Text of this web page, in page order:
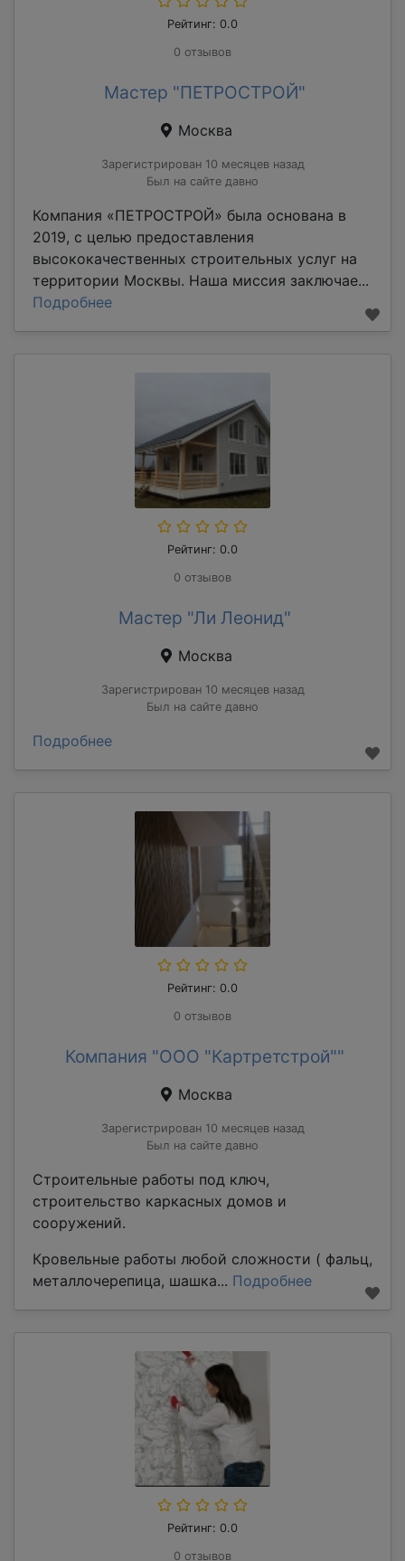
Рейтинг: 0.0
0 отзывов
Мастер "ПЕТРОСТРОЙ"
Москва
Зарегистрирован 10 месяцев назад
Был на сайте давно
Компания «ПЕТРОСТРОЙ» была основана в
2019, с целью предоставления
высококачественных строительных услуг на
территории Москвы. Наша миссия заключае...
Подробнее
Рейтинг: 0.0
0 отзывов
Мастер "Ли Леонид"
Москва
Зарегистрирован 10 месяцев назад
Был на сайте давно
Подробнее
Рейтинг: 0.0
0 отзывов
Компания "ООО "Картретстрой""
Москва
Зарегистрирован 10 месяцев назад
Был на сайте давно
Строительные работы под ключ,
строительство каркасных домов и
сооружений.
Кровельные работы любой сложности ( фальц,
металлочерепица, шашка... Подробнее
Рейтинг: 0.0
0 отзывов